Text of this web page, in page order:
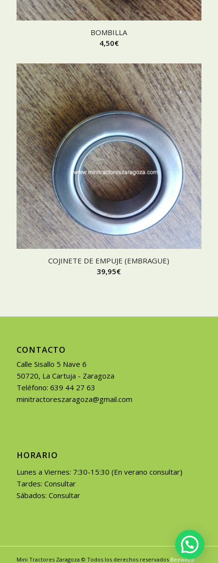
BOMBILLA
4,50€
COJINETE DE EMPUJE (EMBRAGUE)
39,95€
CONTACTO
Calle Sisallo 5 Nave 6
50720, La Cartuja - Zaragoza
Teléfono: 639 44 27 63
minitractoreszaragoza@gmail.com
HORARIO
Lunes a Viernes: 7:30-15:30 (En verano consultar)
Tardes: Consultar
Sábados: Consultar
Mini Tractores Zaragoza © Todos los derechos reservados Beewapp